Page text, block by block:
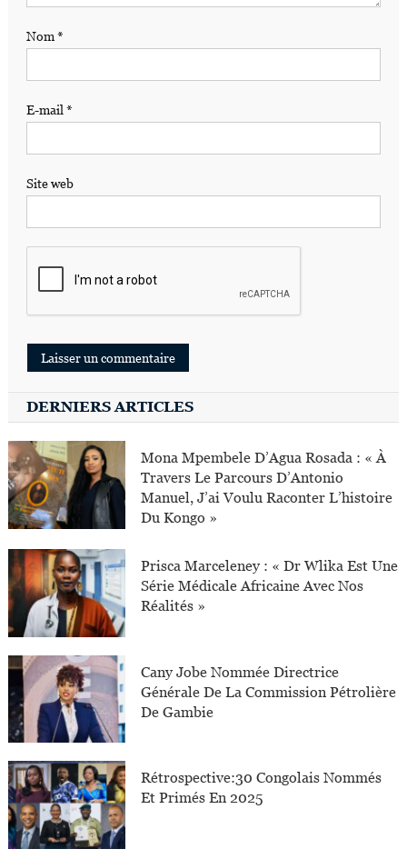
Nom*
E-mail *
Site web
DERNIERS ARTICLES
Mona Mpembele D’Agua Rosada : « À
Travers Le Parcours D’Antonio
Manuel, J’ai Voulu Raconter L’histoire
Du Kongo »
Prisca Marceleney : « Dr Wlika Est Une
Série Médicale Africaine Avec Nos
Réalités »
Cany Jobe Nommée Directrice
Générale De La Commission Pétrolière
De Gambie
Rétrospective:30 Congolais Nommés
Et Primés En 2025